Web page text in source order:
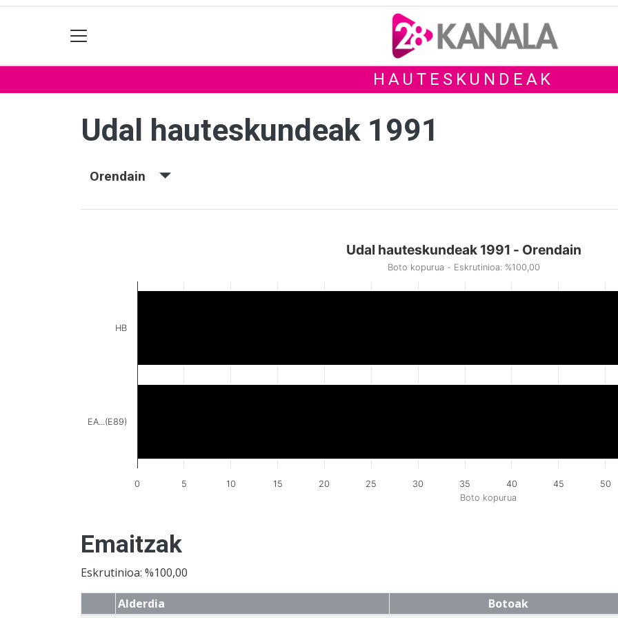
HAUTESKUNDEAK
Udal hauteskundeak 1991
Orendain
Boto kopurua
Udal hauteskundeak 1991 - Orendain
Boto kopurua - Eskrutinioa: %100,00
0 5 10 15 20 25 30 35 40 45 50
HB
EA...(E89)
Emaitzak
Eskrutinioa: %100,00
Alderdia Botoak